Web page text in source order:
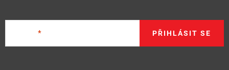
PŘIHLÁSIT SE